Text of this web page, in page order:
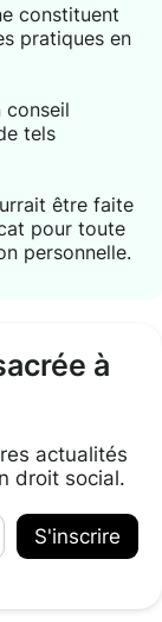
constituent
pratiques en
conseil
tels
être faite
pour toute
personnelle.
à
actualités
droit social.